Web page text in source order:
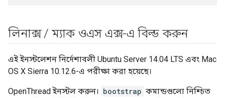
লিনাক্স/ ম্যাক ওএস এক্স-এ বিল্ড করুন
এই ইনস্টলেশন নির্দেশাবলী Ubuntu Server 14.04 LTS এবং Mac
OS X Sierra 10.12.6-এ পরীক্ষা করা হয়েছে।
OpenThread ইনস্টল করুন। bootstrap কমান্ডগুলো নিশ্চিত